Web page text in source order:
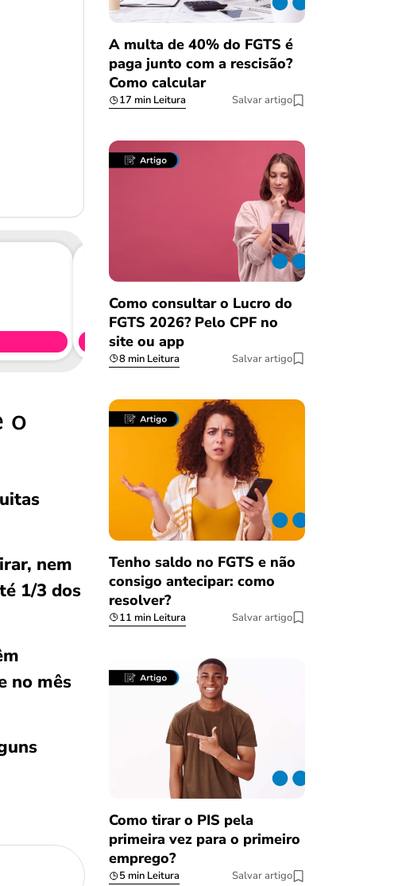
o
nem
1/3 dos
no mês
A multa de 40% do FGTS é
paga junto com a rescisão?
Como calcular
17 min Leitura Salvar artigo
Como consultar o Lucro do
FGTS 2026? Pelo CPF no
site ou app
8 min Leitura Salvar artigo
Tenho saldo no FGTS e não
consigo antecipar: como
resolver?
11 min Leitura Salvar artigo
Como tirar o PIS pela
primeira vez para o primeiro
emprego?
5 min Leitura Salvar artigo